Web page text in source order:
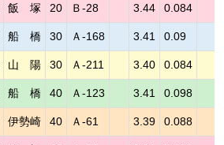
飯 塚 20 Ｂ-28 3.44 0.084
船 橋 30 Ａ-168 3.41 0.09
山 陽 30 Ａ-211 3.40 0.084
船 橋 40 Ａ-123 3.41 0.098
伊勢崎 40 Ａ-61 3.39 0.088